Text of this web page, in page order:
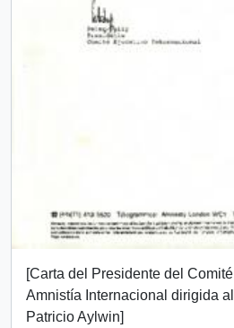
[Carta del Presidente del
Amnistía Internacional dirigida
Patricio Aylwin]